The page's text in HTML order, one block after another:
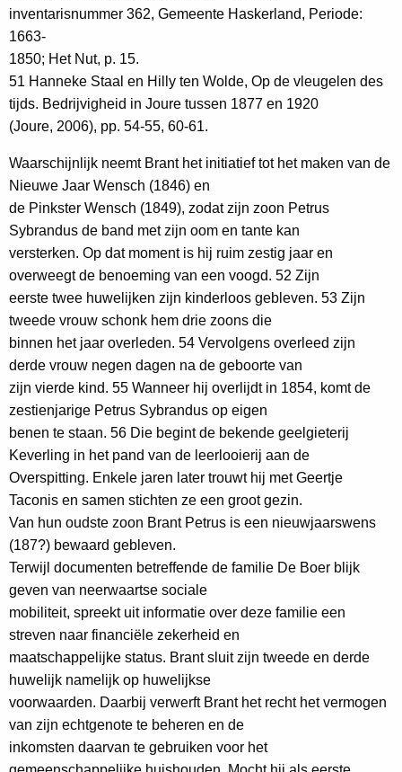
inventarisnummer 362, Gemeente Haskerland, Periode:
1663-
1850; Het Nut, p. 15.
51 Hanneke Staal en Hilly ten Wolde, Op de vleugelen des
tijds. Bedrijvigheid in Joure tussen 1877 en 1920
(Joure, 2006), pp. 54-55, 60-61.
Waarschijnlijk neemt Brant het initiatief tot het maken van de
Nieuwe Jaar Wensch (1846) en
de Pinkster Wensch (1849), zodat zijn zoon Petrus
Sybrandus de band met zijn oom en tante kan
versterken. Op dat moment is hij ruim zestig jaar en
overweegt de benoeming van een voogd. 52 Zijn
eerste twee huwelijken zijn kinderloos gebleven. 53 Zijn
tweede vrouw schonk hem drie zoons die
binnen het jaar overleden. 54 Vervolgens overleed zijn
derde vrouw negen dagen na de geboorte van
zijn vierde kind. 55 Wanneer hij overlijdt in 1854, komt de
zestienjarige Petrus Sybrandus op eigen
benen te staan. 56 Die begint de bekende geelgieterij
Keverling in het pand van de leerlooierij aan de
Overspitting. Enkele jaren later trouwt hij met Geertje
Taconis en samen stichten ze een groot gezin.
Van hun oudste zoon Brant Petrus is een nieuwjaarswens
(187?) bewaard gebleven.
Terwijl documenten betreffende de familie De Boer blijk
geven van neerwaartse sociale
mobiliteit, spreekt uit informatie over deze familie een
streven naar financiële zekerheid en
maatschappelijke status. Brant sluit zijn tweede en derde
huwelijk namelijk op huwelijkse
voorwaarden. Daarbij verwerft Brant het recht het vermogen
van zijn echtgenote te beheren en de
inkomsten daarvan te gebruiken voor het